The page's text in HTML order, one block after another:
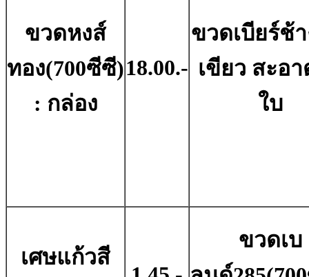
ขวดหงส์
ทอง(700ซีซี)
: กล่อง
18.00.-
ขวดเบียร์ช้
เขียว สะอ
ใบ
เศษแก้วสี
ขวดเบ